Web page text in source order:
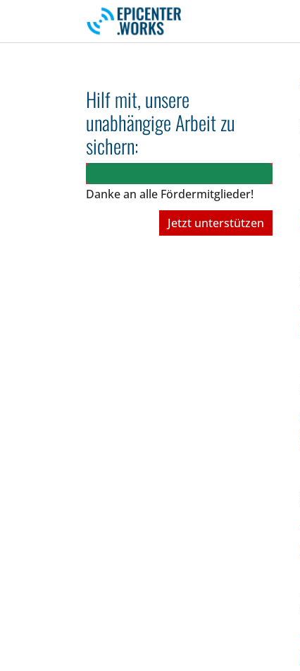
Skip to main navigation
Skip to main content
Skip to page footer
Hilf mit, unsere
unabhängige Arbeit zu
sichern:
Danke an alle Fördermitglieder!
Jetzt unterstützen